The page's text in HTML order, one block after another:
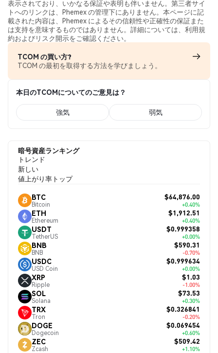
表示されており、いかなる保証や表明も伴いません。第三者サイ
トへのリンクは、Phemex の管理下にありません。本ページに記
載された内容は、Phemex によるその信頼性や正確性の保証また
は支持を意味するものではありません。詳細については、利用規
約およびリスク開示をご確認ください。
TCOM の買い方?
TCOM の最初を取得する方法を学びましょう。
本日のTCOMについてのご意見は？
強気 弱気
暗号資産ランキング
トレンド
新しい
値上がり率トップ
BTC
Bitcoin
$64,876.00
+0.40%
ETH
Ethereum
$1,912.51
+0.40%
USDT
TetherUS
$0.999358
+0.00%
BNB
BNB
$590.31
-0.70%
USDC
USD Coin
$0.999634
+0.00%
XRP
Ripple
$1.03
-1.00%
SOL
Solana
$73.53
+0.30%
TRX
Tron
$0.326841
-0.20%
DOGE
Dogecoin
$0.069454
+0.60%
ZEC
Zcash
$509.42
+1.10%